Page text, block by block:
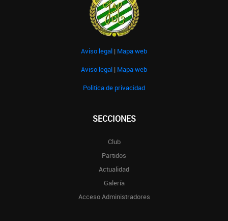
Aviso legal | Mapa web
Aviso legal | Mapa web
Politica de privacidad
SECCIONES
Club
Partidos
Actualidad
Galería
Acceso Administradores